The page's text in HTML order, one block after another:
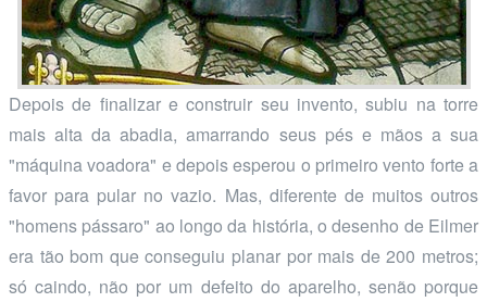
Depois de finalizar e construir seu invento, subiu na torre
mais alta da abadia, amarrando seus pés e mãos a sua
"máquina voadora" e depois esperou o primeiro vento forte a
favor para pular no vazio. Mas, diferente de muitos outros
"homens pássaro" ao longo da história, o desenho de Eilmer
era tão bom que conseguiu planar por mais de 200 metros;
só caindo, não por um defeito do aparelho, senão porque